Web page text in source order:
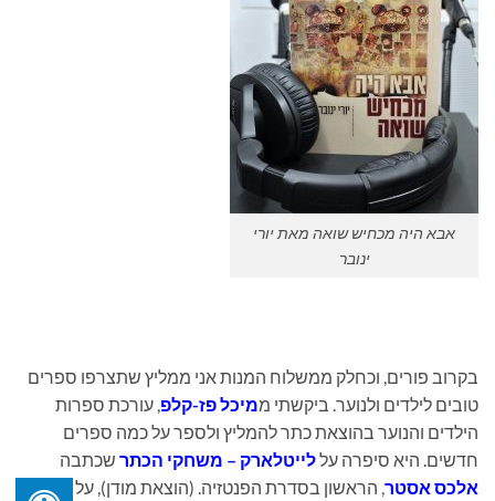
אבא היה מכחיש שואה מאת יורי
ינובר
בקרוב פורים, וכחלק ממשלוח המנות אני ממליץ שתצרפו ספרים
טובים לילדים ולנוער. ביקשתי ממיכל פז-קלפ, עורכת ספרות
הילדים והנוער בהוצאת כתר להמליץ ולספר על כמה ספרים
חדשים. היא סיפרה עללייטלארק – משחקי הכתר שכתבה
אלכס אסטר, הראשון בסדרת הפנטזיה. (הוצאת מודן), על
ננסי